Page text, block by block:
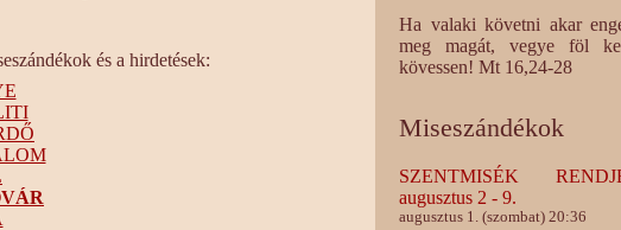
és a hirdetések:
Ha valaki követni akar
meg magát, vegye föl
kövessen! Mt 16,24-28
Miseszándékok
SZENTMISÉK
augusztus 2 - 9.
augusztus 1. (szombat) 20:36